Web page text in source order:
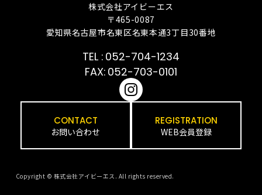
株式会社アイビーエス
〒465-0087
愛知県名古屋市名東区名東本通3丁目30番地
052-704-1234
052-703-0101
CONTACT
お問い合わせ
REGISTRATION
WEB会員登録
Copyright © 株式会社アイビーエス. All rights reserved.